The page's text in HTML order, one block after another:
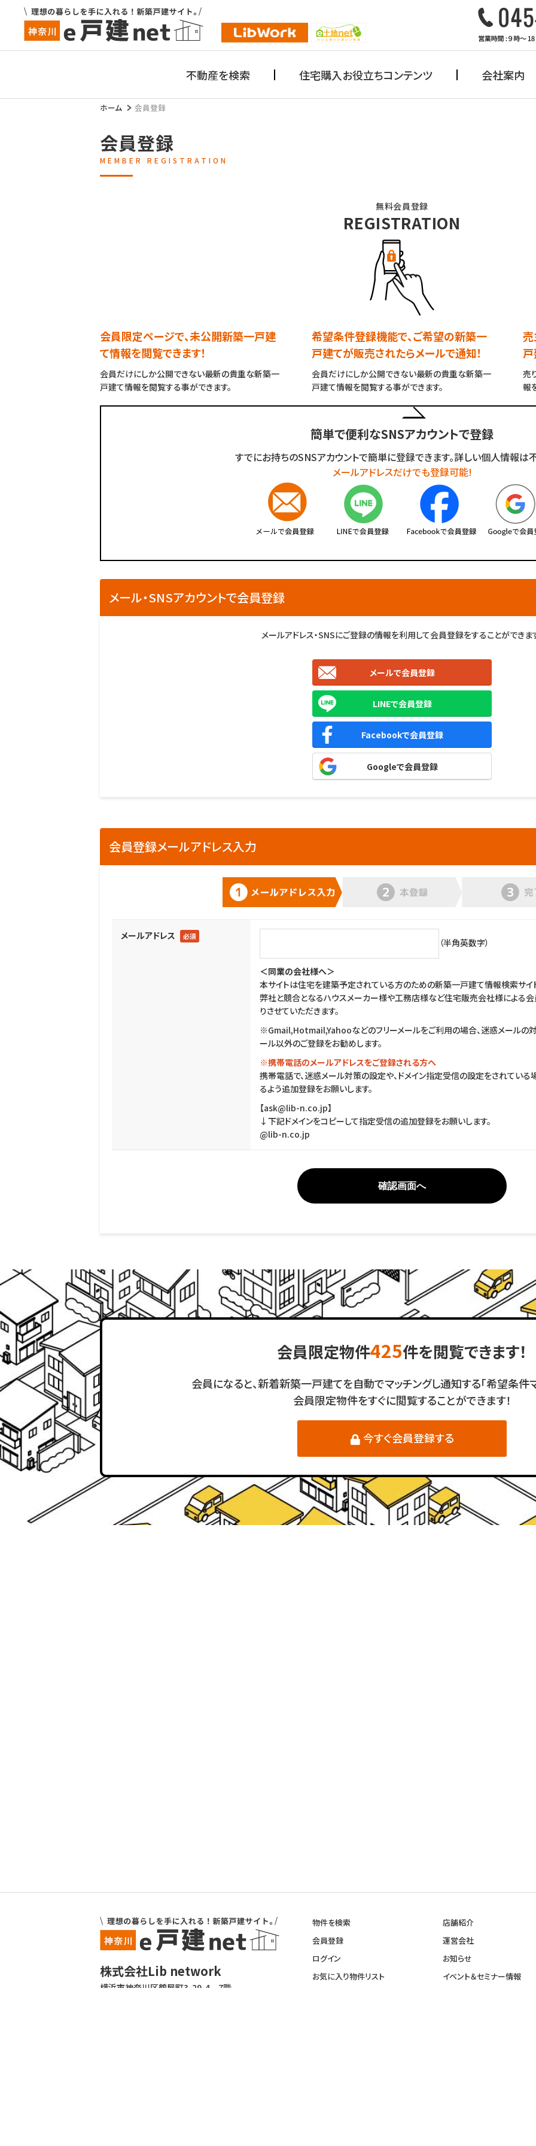
不動産を検索 住宅購入お役立ちコンテンツ 会社案内
ホーム 会員登録
会員登録
MEMBER REGISTRATION
無料会員登録
REGISTRATION
会員限定ページで、未公開新築一戸建
て情報を閲覧できます！
会員だけにしか公開できない最新の貴重な新築一
戸建て情報を閲覧する事ができます。
希望条件登録機能で、ご希望の新築一
戸建てが販売されたらメールで通知！
会員だけにしか公開できない最新の貴重な新築一
戸建て情報を閲覧する事ができます。
売
報
簡単で便利なSNSアカウントで登録
すでにお持ちのSNSアカウントで簡単に登録できます。詳しい個人情報は
メールアドレスだけでも登録可能!
メール・SNSアカウントで会員登録
メールアドレス・SNSにご登録の情報を利用して会員登録をすることができま
メールで会員登録
LINEで会員登録
Facebookで会員登録
Googleで会員登録
会員登録メールアドレス入力
メールアドレス 必須
（半角英数字）
＜同業の会社様へ＞
本サイトは住宅を建築予定されている方のための新築一戸建て情報検索サイ
弊社と競合となるハウスメーカー様や工務店様など住宅販売会社様による会
りさせていただきます。
※Gmail,Hotmail,Yahooなどのフリーメールをご利用の場合、迷惑メールの対
ール以外のご登録をお勧めします。
※携帯電話のメールアドレスをご登録される方へ
携帯電話で、迷惑メール対策の設定や、ドメイン指定受信の設定をされている
るよう追加登録をお願いします。
【ask@lib-n.co.jp】
↓下記ドメインをコピーして指定受信の追加登録をお願いします。
@lib-n.co.jp
会員限定物件425件を閲覧できます！
会員になると、新着新築一戸建てを自動でマッチングし通知する「希望条件
会員限定物件をすぐに閲覧することができます！
今すぐ会員登録する
株式会社Lib network
横浜市神奈川区鶴屋町3-29-4 7階
物件を検索
会員登録
ログイン
お気に入り物件リスト
店舗紹介
運営会社
お知らせ
イベント＆セミナー情報